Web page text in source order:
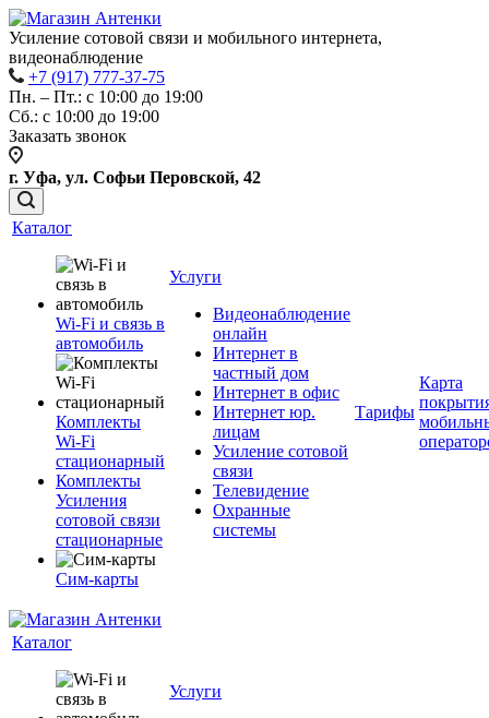
Усиление сотовой связи и мобильного интернета,
видеонаблюдение
+7 (917) 777-37-75
Пн. – Пт.: с 10:00 до 19:00
Сб.: с 10:00 до 19:00
Заказать звонок
г. Уфа, ул. Софьи Перовской, 42
Каталог
Wi-Fi и связь в
автомобиль
Комплекты
Wi-Fi
стационарный
Комплекты
Усиления
сотовой связи
стационарные
Сим-карты
Услуги
Видеонаблюдение
онлайн
Интернет в
частный дом
Интернет в офис
Интернет юр.
лицам
Усиление сотовой
связи
Телевидение
Охранные
системы
Тарифы
Карта
Каталог
Услуги